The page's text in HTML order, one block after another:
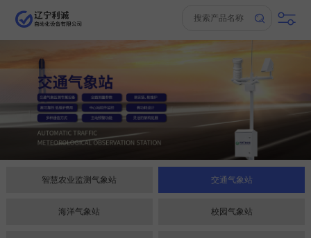
智慧农业监测气象站 交通气象站
海洋气象站 校园气象站